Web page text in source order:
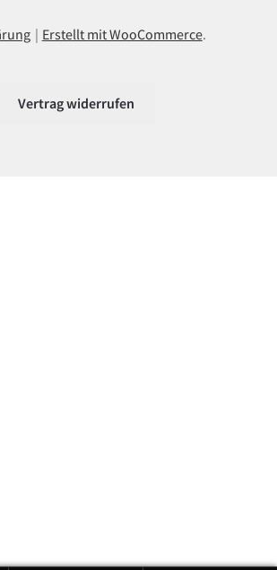
Erstellt mit WooCommerce.
Vertrag widerrufen